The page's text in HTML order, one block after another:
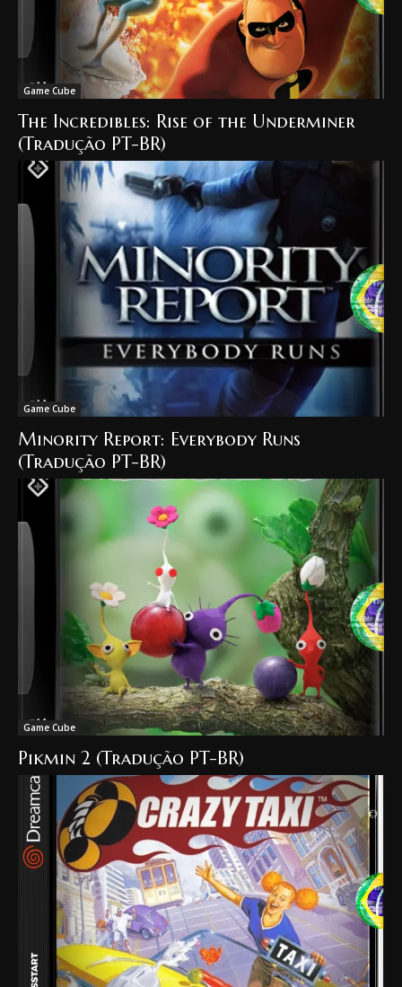
Game Cube
The Incredibles: Rise of the Underminer
(Tradução PT-BR)
Game Cube
Minority Report: Everybody Runs
(Tradução PT-BR)
Game Cube
Pikmin 2 (Tradução PT-BR)